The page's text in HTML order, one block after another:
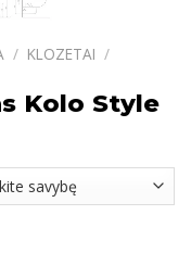
/ KLOZETAI /
Kolo Style
Style